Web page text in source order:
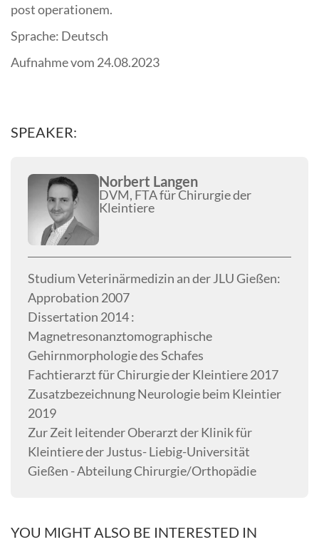
post operationem.
Sprache: Deutsch
Aufnahme vom 24.08.2023
SPEAKER:
Norbert Langen
DVM, FTA für Chirurgie der
Kleintiere
Studium Veterinärmedizin an der JLU Gießen:
Approbation 2007
Dissertation 2014 :
Magnetresonanztomographische
Gehirnmorphologie des Schafes
Fachtierarzt für Chirurgie der Kleintiere 2017
Zusatzbezeichnung Neurologie beim Kleintier
2019
Zur Zeit leitender Oberarzt der Klinik für
Kleintiere der Justus- Liebig-Universität
Gießen - Abteilung Chirurgie/Orthopädie
YOU MIGHT ALSO BE INTERESTED IN